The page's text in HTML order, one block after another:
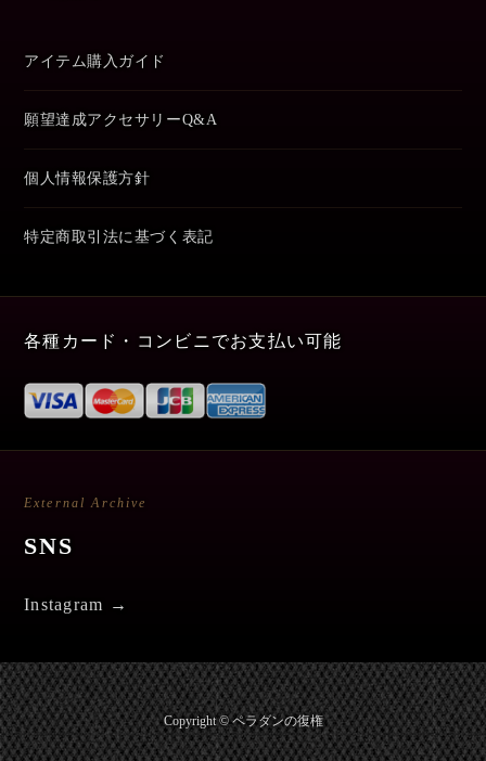
アイテム購入ガイド
願望達成アクセサリーQ&A
個人情報保護方針
特定商取引法に基づく表記
各種カード・コンビニでお支払い可能
External Archive
SNS
Instagram →
Copyright © ペラダンの復権